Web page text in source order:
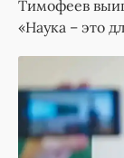
Тимофеев
«Наука – это